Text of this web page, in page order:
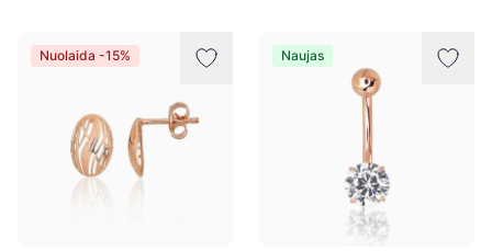
Nuolaida -15% Naujas